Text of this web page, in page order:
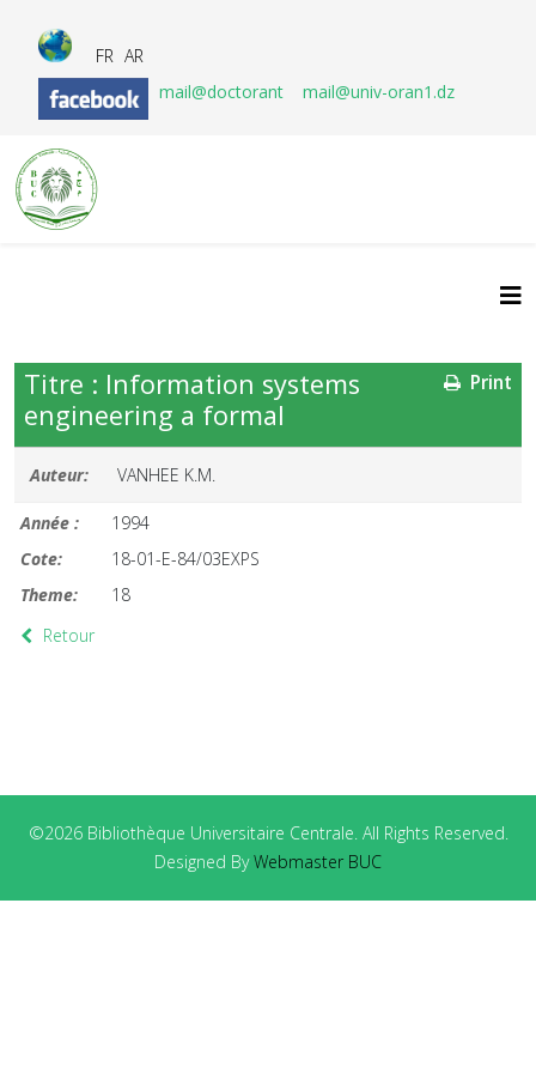
FR AR
mail@doctorant
mail@univ-oran1.dz
Print
Titre : Information systems
engineering a formal
Auteur: VANHEE K.M.
Année :
1994
Cote:
18-01-E-84/03EXPS
Theme:
18
Retour
©2026 Bibliothèque Universitaire Centrale. All Rights Reserved.
Designed ByWebmaster BUC